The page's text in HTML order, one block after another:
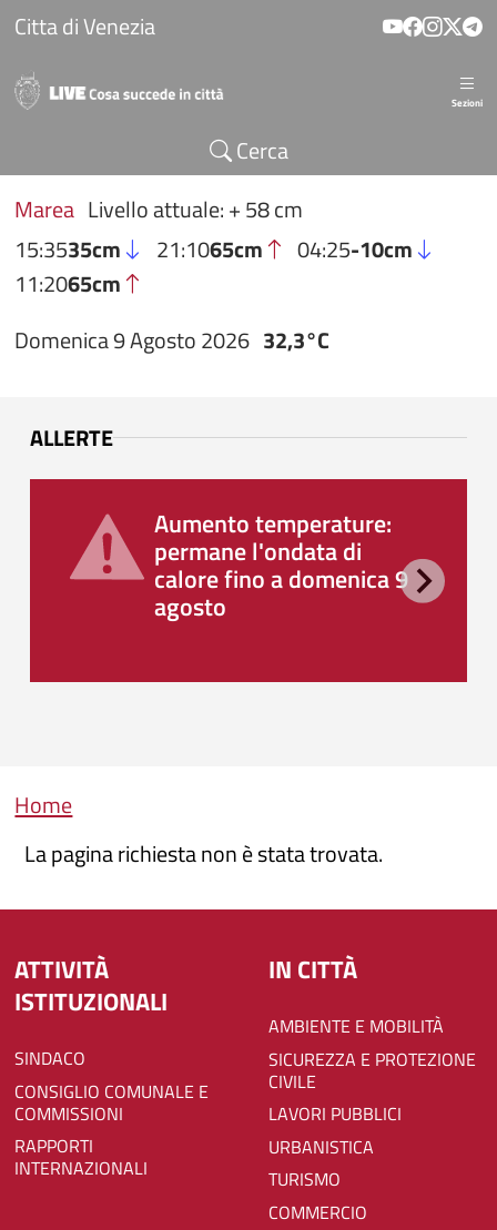
Salta al contenuto principale
Citta di Venezia
Sezioni
Cerca
Marea Livello attuale: + 58 cm
15:3535cm 21:1065cm 04:25-10cm
11:2065cm
Domenica 9 Agosto 2026 32,3°C
ALLERTE
Aumento temperature:
permane l'ondata di
calore fino a domenica 9
agosto
Briciole di pane
Home
La pagina richiesta non è stata trovata.
ATTIVITÀ
ISTITUZIONALI
SINDACO
CONSIGLIO COMUNALE E
COMMISSIONI
RAPPORTI
INTERNAZIONALI
IN CITTÀ
AMBIENTE E MOBILITÀ
SICUREZZA E PROTEZIONE
CIVILE
LAVORI PUBBLICI
URBANISTICA
TURISMO
COMMERCIO